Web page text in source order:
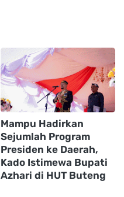
Mampu Hadirkan
Sejumlah Program
Presiden ke Daerah,
Kado Istimewa Bupati
Azhari di HUT Buteng